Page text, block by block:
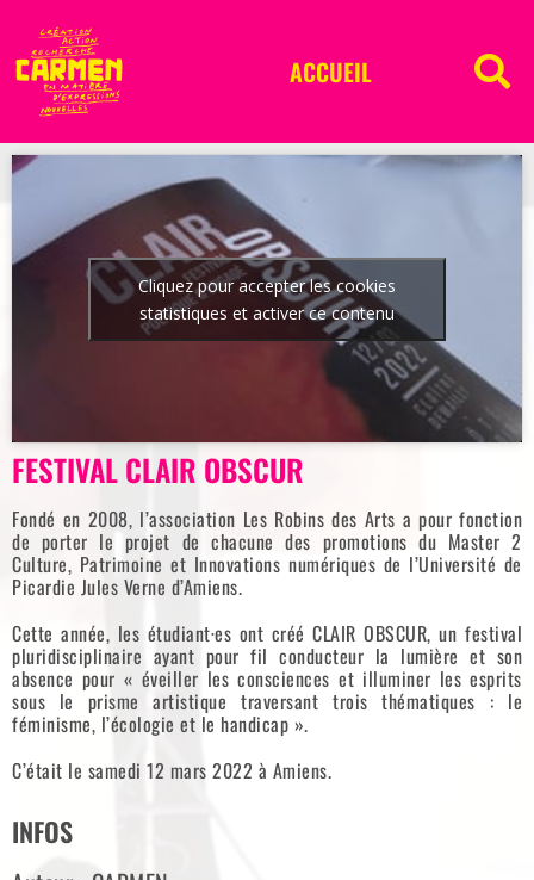
ACCUEIL
Cliquez pour accepter les cookies
statistiques et activer ce contenu
FESTIVAL CLAIR OBSCUR
Fondé en 2008, l’association Les Robins des Arts a pour fonction
de porter le projet de chacune des promotions du Master 2
Culture, Patrimoine et Innovations numériques de l’Université de
Picardie Jules Verne d’Amiens.
Cette année, les étudiant·es ont créé CLAIR OBSCUR, un festival
pluridisciplinaire ayant pour fil conducteur la lumière et son
absence pour « éveiller les consciences et illuminer les esprits
sous le prisme artistique traversant trois thématiques : le
féminisme, l’écologie et le handicap ».
C’était le samedi 12 mars 2022 à Amiens.
INFOS